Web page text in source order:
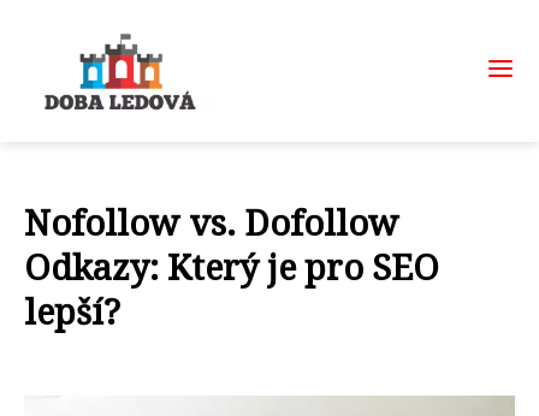
Nofollow vs. Dofollow
Odkazy: Který je pro SEO
lepší?